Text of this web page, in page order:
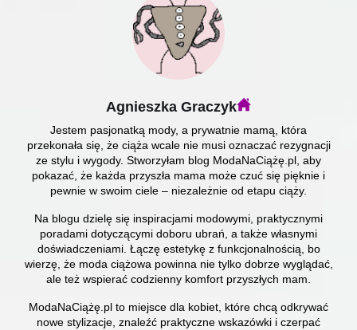
Agnieszka Graczyk
Jestem pasjonatką mody, a prywatnie mamą, która
przekonała się, że ciąża wcale nie musi oznaczać rezygnacji
ze stylu i wygody. Stworzyłam blog ModaNaCiążę.pl, aby
pokazać, że każda przyszła mama może czuć się pięknie i
pewnie w swoim ciele – niezależnie od etapu ciąży.
Na blogu dzielę się inspiracjami modowymi, praktycznymi
poradami dotyczącymi doboru ubrań, a także własnymi
doświadczeniami. Łączę estetykę z funkcjonalnością, bo
wierzę, że moda ciążowa powinna nie tylko dobrze wyglądać,
ale też wspierać codzienny komfort przyszłych mam.
ModaNaCiążę.pl to miejsce dla kobiet, które chcą odkrywać
nowe stylizacje, znaleźć praktyczne wskazówki i czerpać